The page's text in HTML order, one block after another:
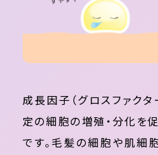
成長因子（グロスファク
定の細胞の増殖・分化を
です。毛髪の細胞や肌細